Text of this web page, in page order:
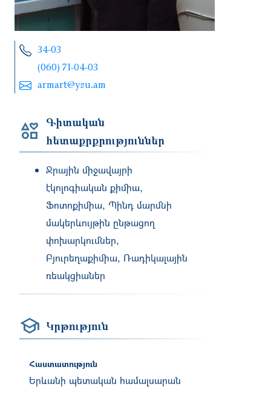
34-03
(060) 71-04-03
armart@ysu.am
Գիտական
հետաքրքրություններ
Ջրային միջավայրի
էկոլոգիական քիմիա,
Ֆոտոքիմիա, Պինդ մարմնի
մակերևույթին ընթացող
փոխարկումներ,
Բյուրեղաքիմիա, Ռադիկալային
ռեակցիաներ
Կրթություն
Հաստատություն
Երևանի պետական համալսարան